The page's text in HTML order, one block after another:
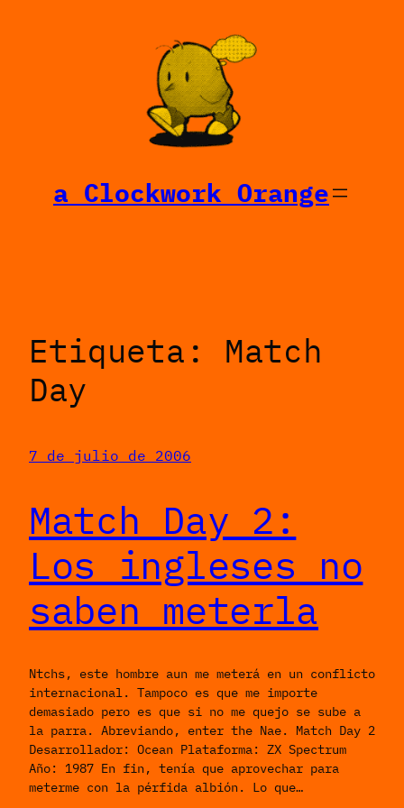
a Clockwork Orange
Etiqueta: Match
Day
7 de julio de 2006
Match Day 2:
Los ingleses no
saben meterla
Ntchs, este hombre aun me meterá en un conflicto
internacional. Tampoco es que me importe
demasiado pero es que si no me quejo se sube a
la parra. Abreviando, enter the Nae. Match Day 2
Desarrollador: Ocean Plataforma: ZX Spectrum
Año: 1987 En fin, tenía que aprovechar para
meterme con la pérfida albión. Lo que…